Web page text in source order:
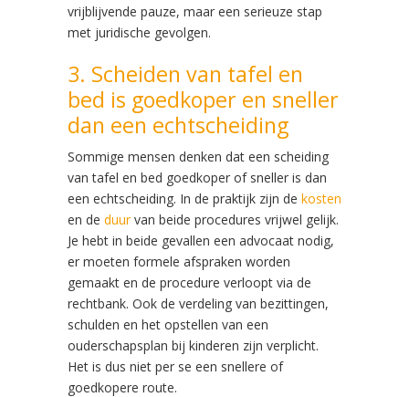
vrijblijvende pauze, maar een serieuze stap
met juridische gevolgen.
3. Scheiden van tafel en
bed is goedkoper en sneller
dan een echtscheiding
Sommige mensen denken dat een scheiding
van tafel en bed goedkoper of sneller is dan
een echtscheiding. In de praktijk zijn de kosten
en de duurvan beide procedures vrijwel gelijk.
Je hebt in beide gevallen een advocaat nodig,
er moeten formele afspraken worden
gemaakt en de procedure verloopt via de
rechtbank. Ook de verdeling van bezittingen,
schulden en het opstellen van een
ouderschapsplan bij kinderen zijn verplicht.
Het is dus niet per se een snellere of
goedkopere route.